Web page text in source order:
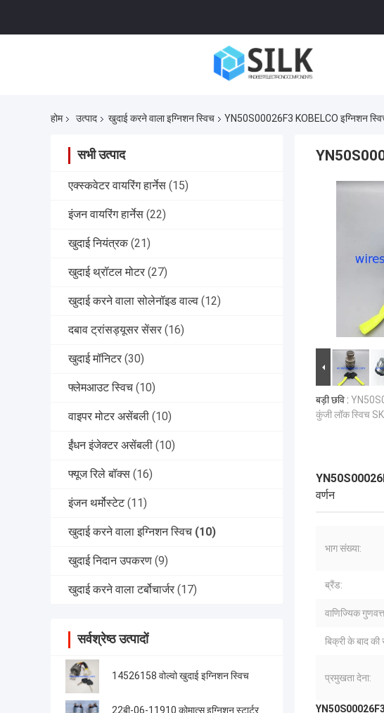
होम उत्पाद खुदाई करने वाला इग्निशन स्विच YN50S00026F3 KOBELCO इग्निशन
सभी उत्पाद
एक्स्कवेटर वायरिंग हार्नेस (15)
इंजन वायरिंग हार्नेस (22)
खुदाई नियंत्रक (21)
खुदाई थ्रॉटल मोटर (27)
खुदाई करने वाला सोलेनॉइड वाल्व (12)
दबाव ट्रांसड्यूसर सेंसर (16)
खुदाई मॉनिटर (30)
फ्लेमआउट स्विच (10)
वाइपर मोटर असेंबली (10)
ईंधन इंजेक्टर असेंबली (10)
फ्यूज रिले बॉक्स (16)
इंजन थर्मोस्टेट (11)
खुदाई करने वाला इग्निशन स्विच (10)
खुदाई निदान उपकरण (9)
खुदाई करने वाला टर्बोचार्जर (17)
सर्वश्रेष्ठ उत्पादों
14526158 वोल्वो खुदाई इग्निशन स्विच
22बी-06-11910 कोमात्सु इग्निशन स्टार्टर
बड़ी छवि :
कुंजी लॉक स्विच
वर्णन
भाग संख्या:
ब्रैंड:
वाणिज्यिक
बिक्री के बाद की
प्रमुखता देना:
YN50S00026F3